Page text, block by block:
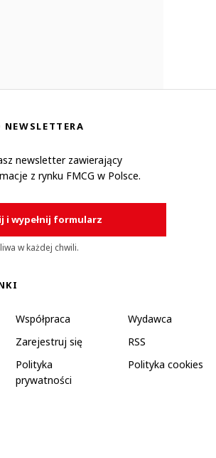
newsletter zawierający
z rynku FMCG w Polsce.
i wypełnij formularz
w każdej chwili.
Współpraca
Wydawca
Zarejestruj się
RSS
Polityka
prywatności
Polityka cookies